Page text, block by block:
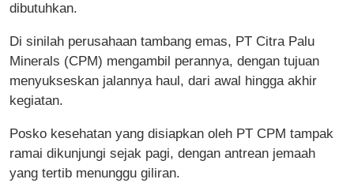
dibutuhkan.
Di sinilah perusahaan tambang emas, PT Citra Palu
Minerals (CPM) mengambil perannya, dengan tujuan
menyukseskan jalannya haul, dari awal hingga akhir
kegiatan.
Posko kesehatan yang disiapkan oleh PT CPM tampak
ramai dikunjungi sejak pagi, dengan antrean jemaah
yang tertib menunggu giliran.